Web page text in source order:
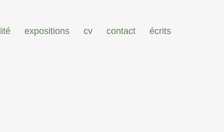
expositions cv contact écrits